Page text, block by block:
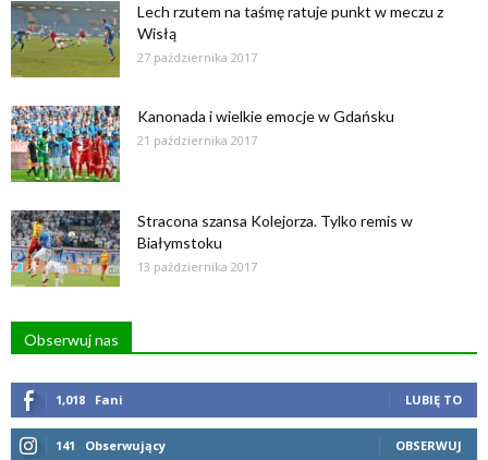
Lech rzutem na taśmę ratuje punkt w meczu z
Wisłą
27 października 2017
Kanonada i wielkie emocje w Gdańsku
21 października 2017
Stracona szansa Kolejorza. Tylko remis w
Białymstoku
13 października 2017
Obserwuj nas
1,018 Fani LUBIĘ TO
141 Obserwujący OBSERWUJ